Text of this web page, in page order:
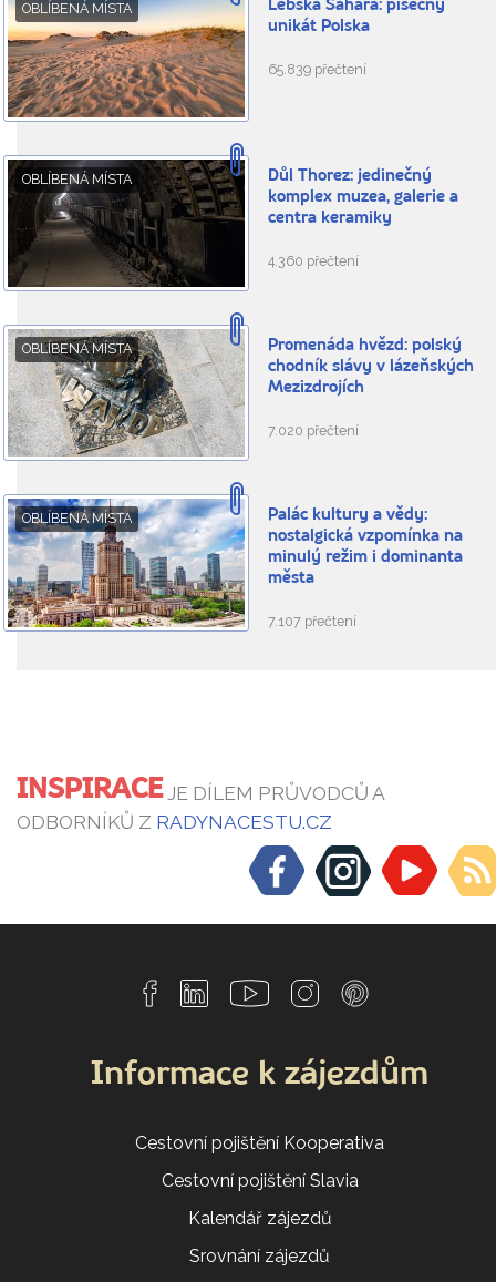
OBLÍBENÁ MÍSTA
Lebská Sahara: písečný
unikát Polska
65.839 přečtení
OBLÍBENÁ MÍSTA
Důl Thorez: jedinečný
komplex muzea, galerie a
centra keramiky
4.360 přečtení
OBLÍBENÁ MÍSTA
Promenáda hvězd: polský
chodník slávy v lázeňských
Mezizdrojích
7.020 přečtení
OBLÍBENÁ MÍSTA
Palác kultury a vědy:
nostalgická vzpomínka na
minulý režim i dominanta
města
7.107 přečtení
INSPIRACEJE DÍLEM PRŮVODCŮ A
ODBORNÍKŮ Z RADYNACESTU.CZ
Informace k zájezdům
Cestovní pojištění Kooperativa
Cestovní pojištění Slavia
Kalendář zájezdů
Srovnání zájezdů